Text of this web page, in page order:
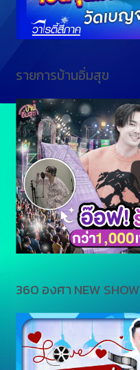
รายการบ้านอิ่มสุข
360 องศา NEW SHOW